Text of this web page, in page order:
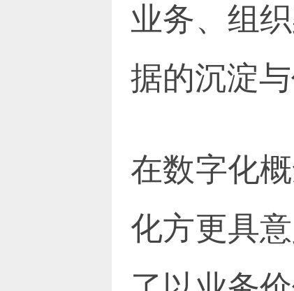
业务、组
据的沉淀与
在数字化
化方更具